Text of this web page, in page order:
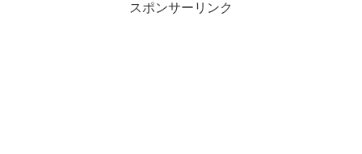
スポンサーリンク